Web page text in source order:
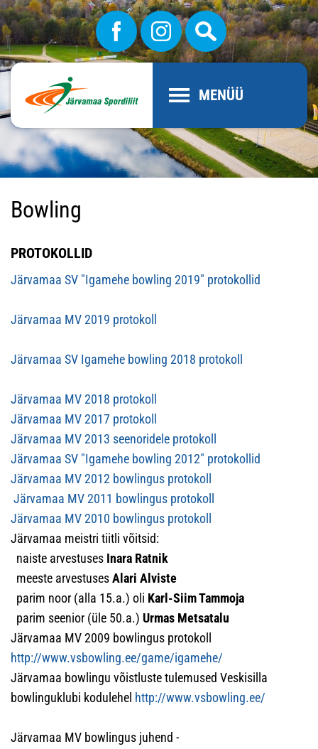
MENÜÜ
Bowling
PROTOKOLLID
Järvamaa SV "Igamehe bowling 2019" protokollid
Järvamaa MV 2019 protokoll
Järvamaa SV Igamehe bowling 2018 protokoll
Järvamaa MV 2018 protokoll
Järvamaa MV 2017 protokoll
Järvamaa MV 2013 seenoridele protokoll
Järvamaa SV "Igamehe bowling 2012" protokollid
Järvamaa MV 2012 bowlingus protokoll
Järvamaa MV 2011 bowlingus protokoll
Järvamaa MV 2010 bowlingus protokoll
Järvamaa meistri tiitli võitsid:
naiste arvestuses Inara Ratnik
meeste arvestusesAlari Alviste
parim noor (alla 15.a.) oli Karl-Siim Tammoja
parim seenior (üle 50.a.) Urmas Metsatalu
Järvamaa MV 2009 bowlingus protokoll
http://www.vsbowling.ee/game/igamehe/
Järvamaa bowlingu võistluste tulemused Veskisilla
bowlinguklubi kodulehel http://www.vsbowling.ee/
Järvamaa MV bowlingus juhend -